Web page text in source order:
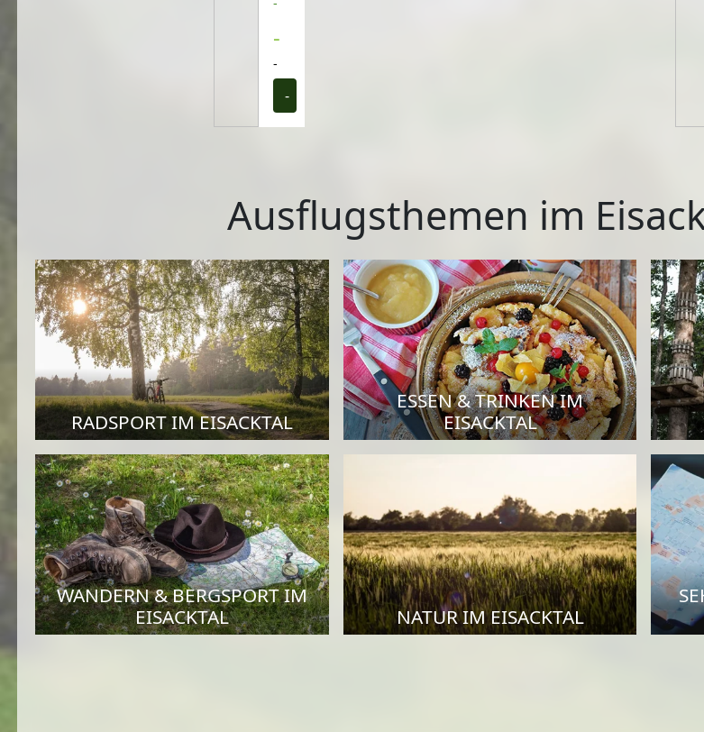
-
-
-
-
Ausflugsthemen im
RADSPORT IM EISACKTAL
ESSEN & TRINKEN IM
EISACKTAL
WANDERN & BERGSPORT IM
EISACKTAL
NATUR IM EISACKTAL